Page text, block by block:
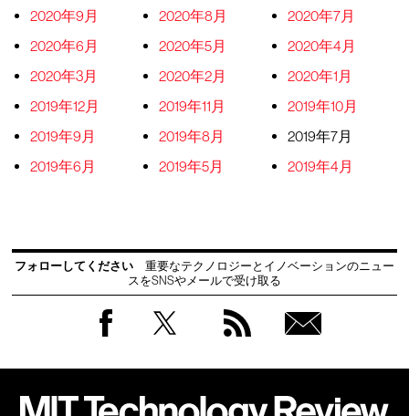
2020年9月
2020年8月
2020年7月
2020年6月
2020年5月
2020年4月
2020年3月
2020年2月
2020年1月
2019年12月
2019年11月
2019年10月
2019年9月
2019年8月
2019年7月
2019年6月
2019年5月 2019年4月
フォローしてください
重要なテクノロジーとイノベーションのニュー
スをSNSやメールで受け取る